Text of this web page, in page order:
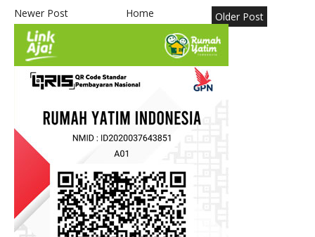
Newer Post Older Post
Home